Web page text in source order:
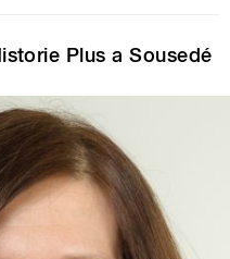
Plus a Sousedé